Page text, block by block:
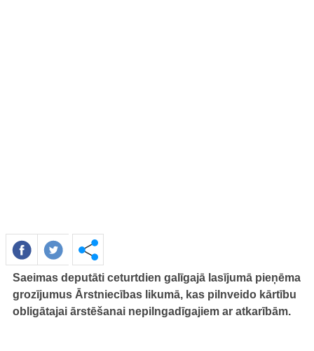
Saeimas deputāti ceturtdien galīgajā lasījumā pieņēma
grozījumus Ārstniecības likumā, kas pilnveido kārtību
obligātajai ārstēšanai nepilngadīgajiem ar atkarībām.